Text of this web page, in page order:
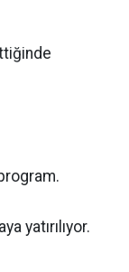
yatırılıyor.